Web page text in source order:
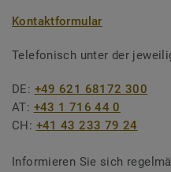
Kontaktformular
Telefonisch unter der
DE: +49 621 68172 300
AT: +43 1 716 44 0
CH: +41 43 233 79 24
Informieren Sie sich